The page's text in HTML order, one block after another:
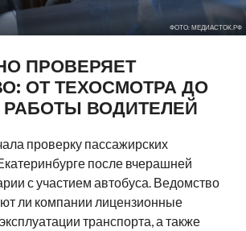
ФОТО: МЕДИАСТОК.РФ
ПРОВЕРЯЕТ
ОТ ТЕХОСМОТРА ДО
РАБОТЫ ВОДИТЕЛЕЙ
проверку пассажирских
после вчерашней
с участием автобуса. Ведомство
ли компании лицензионные
транспорта, а также